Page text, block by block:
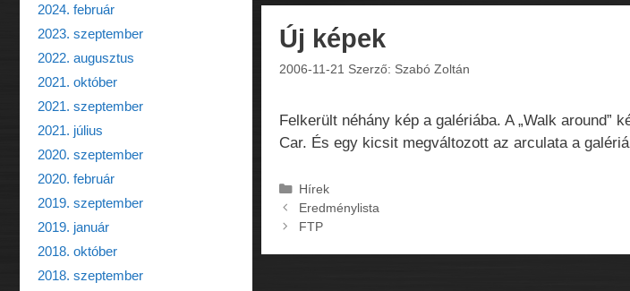
Új képek
2006-11-21 Szerző: Szabó Zoltán
Felkerült néhány kép a galériába. A „Walk around”
Car. És egy kicsit megváltozott az arculata a
Kategória
Hírek
Eredménylista
FTP
2024. február
2023. szeptember
2022. augusztus
2021. október
2021. szeptember
2021. július
2020. szeptember
2020. február
2019. szeptember
2019. január
2018. október
2018. szeptember